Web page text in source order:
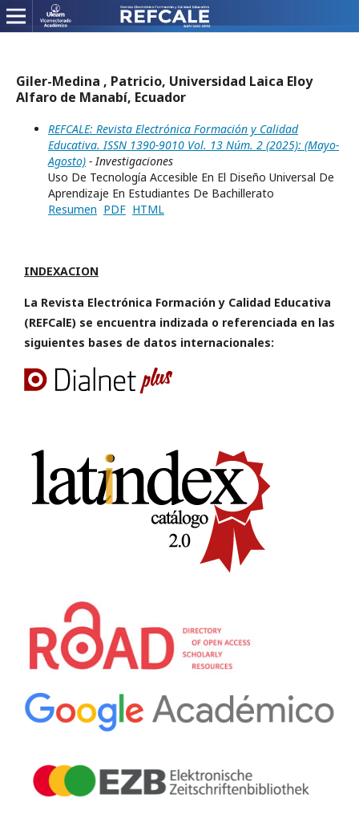
Giler-Medina , Patricio, Universidad Laica Eloy
Alfaro de Manabí, Ecuador
REFCALE: Revista Electrónica Formación y Calidad
Educativa. ISSN 1390-9010 Vol. 13 Núm. 2 (2025): (Mayo-
Agosto) - Investigaciones
Uso De Tecnología Accesible En El Diseño Universal De
Aprendizaje En Estudiantes De Bachillerato
Resumen PDF HTML
INDEXACION
La Revista Electrónica Formación y Calidad Educativa
(REFCalE) se encuentra indizada o referenciada en las
siguientes bases de datos internacionales: